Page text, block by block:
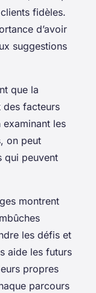
fidèles.
d’avoir
suggestions
que la
des facteurs
les
on peut
qui peuvent
montrent
les défis et
aide les futurs
propres
parcours